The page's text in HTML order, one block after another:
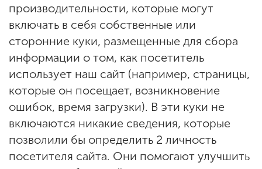
производительности, которые могут
включать в себя собственные или
сторонние куки, размещенные для сбора
информации о том, как посетитель
использует наш сайт (например, страницы,
которые он посещает, возникновение
ошибок, время загрузки). В эти куки не
включаются никакие сведения, которые
позволили бы определить 2 личность
посетителя сайта. Они помогают улучшить